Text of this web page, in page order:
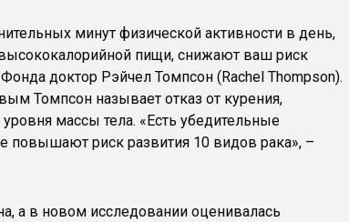
минут физической активности в день,
пищи, снижают ваш риск
доктор Рэйчел Томпсон (Rachel Thompson).
Томпсон называет отказ от курения,
массы тела. «Есть убедительные
повышают риск развития 10 видов рака», –
а в новом исследовании оценивалась